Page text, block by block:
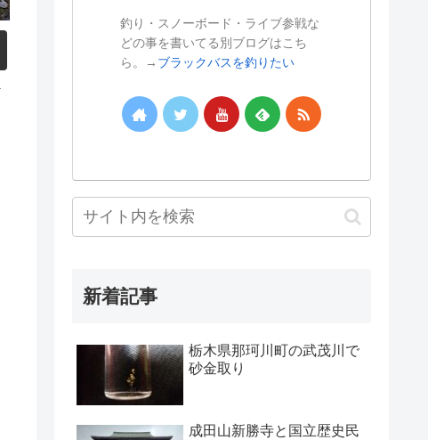
釣り・スノーボード・ライブ参戦な
どの事を書いてる別ブログはこち
ら。→ ブラックバスを釣りたい
新着記事
栃木県那珂川町の武茂川で
砂金取り
成田山新勝寺と国立歴史民